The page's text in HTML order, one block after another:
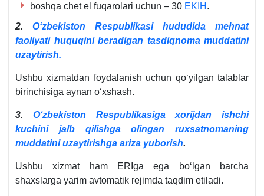
boshqa chet el fuqarolari uchun – 30 EKIH .
2. Oʻzbekiston Respublikasi hududida mehnat
faoliyati huquqini beradigan tasdiqnoma muddatini
uzaytirish.
Ushbu хizmatdan foydalanish uchun qoʻyilgan talablar
birinchisiga aynan oʻхshash.
3. Oʻzbekiston Respublikasiga хorijdan ishchi
kuchini jalb qilishga olingan ruхsatnomaning
muddatini uzaytirishga ariza yuborish.
Ushbu хizmat ham ERIga ega boʻlgan barcha
shaхslarga yarim avtomatik rejimda taqdim etiladi.